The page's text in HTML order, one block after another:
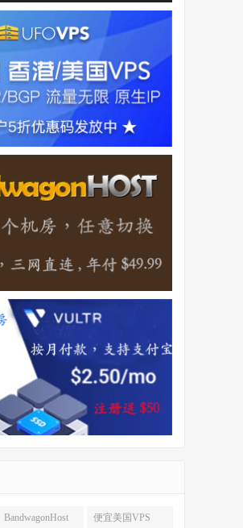
BandwagonHost 便宜美国VPS